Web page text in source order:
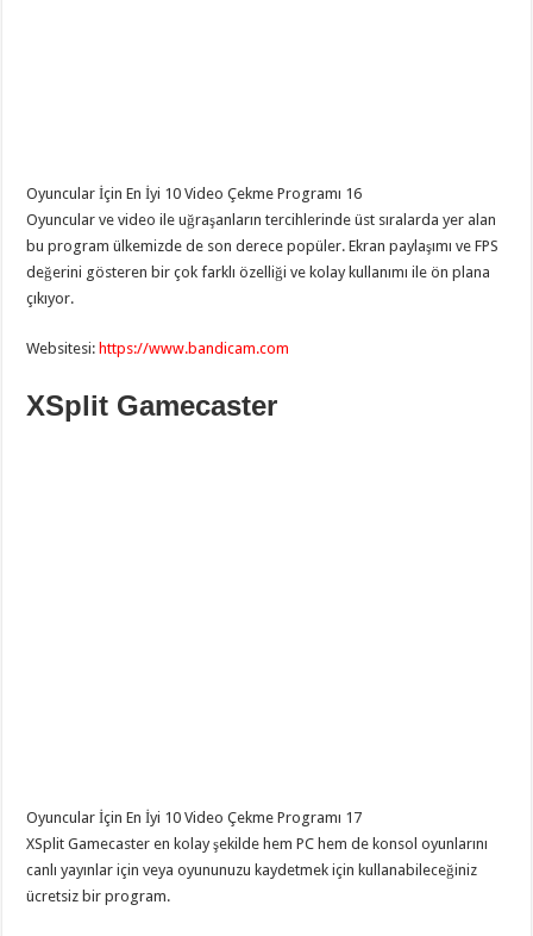
Oyuncular İçin En İyi 10 Video Çekme Programı 16
Oyuncular ve video ile uğraşanların tercihlerinde üst sıralarda yer alan
bu program ülkemizde de son derece popüler. Ekran paylaşımı ve FPS
değerini gösteren bir çok farklı özelliği ve kolay kullanımı ile ön plana
çıkıyor.
Websitesi:https://www.bandicam.com
XSplit Gamecaster
Oyuncular İçin En İyi 10 Video Çekme Programı 17
XSplit Gamecaster en kolay şekilde hem PC hem de konsol oyunlarını
canlı yayınlar için veya oyununuzu kaydetmek için kullanabileceğiniz
ücretsiz bir program.